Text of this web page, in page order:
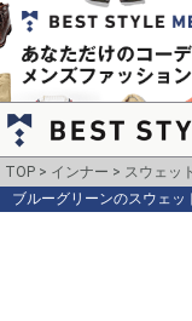
TOP インナー スウェッ
ブルーグリーンのスウェ